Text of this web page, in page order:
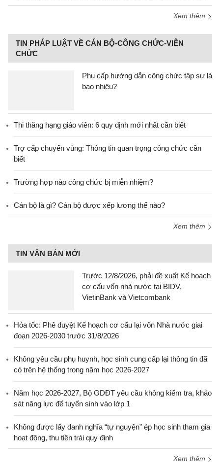
Xem thêm
TIN PHÁP LUẬT VỀ CÁN BỘ-CÔNG CHỨC-VIÊN
CHỨC
Phụ cấp hướng dẫn công chức tập sự là
bao nhiêu?
Thi thăng hạng giáo viên: 6 quy định mới nhất cần biết
Trợ cấp chuyển vùng: Thông tin quan trọng công chức cần
biết
Trường hợp nào công chức bị miễn nhiệm?
Cán bộ là gì? Cán bộ được xếp lương thế nào?
Xem thêm
TIN VĂN BẢN MỚI
Trước 12/8/2026, phải đề xuất Kế hoạch
cơ cấu vốn nhà nước tại BIDV,
VietinBank và Vietcombank
Hỏa tốc: Phê duyệt Kế hoạch cơ cấu lại vốn Nhà nước giai
đoạn 2026-2030 trước 31/8/2026
Không yêu cầu phụ huynh, học sinh cung cấp lại thông tin đã
có trên hệ thống trong năm học 2026-2027
Năm học 2026-2027, Bộ GDĐT yêu cầu không kiểm tra, khảo
sát năng lực để tuyển sinh vào lớp 1
Không được lấy danh nghĩa “tự nguyện” ép học sinh tham gia
hoạt động, thu tiền trái quy định
Xem thêm